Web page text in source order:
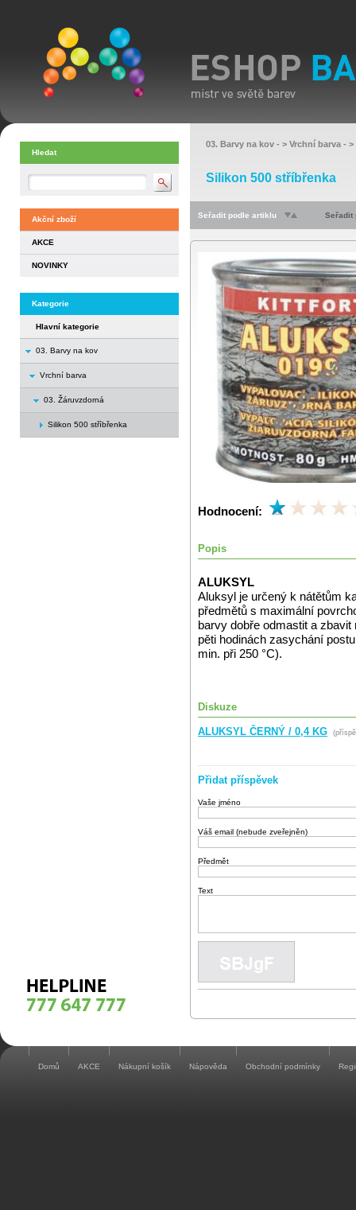
Hledat
Akční zboží
AKCE
NOVINKY
Kategorie
Hlavní kategorie
03. Barvy na kov
Vrchní barva
03. Žáruvzdorná
Silikon 500 stříbřenka
03. Barvy na kov - > Vrchní barva - >
Silikon 500 stříbřenka
Seřadit podle artiklu Seřadit
Hodnocení:
Popis
ALUKSYL
Aluksyl je určený k nátětům
předmětů s maximální
barvy dobře odmastit a
pěti hodinách zasychání
min. při 250 °C).
Diskuze
ALUKSYL ČERNÝ / 0,4 KG
Přidat příspěvek
Vaše jméno
Váš email (nebude zveřejněn)
Předmět
Text
Domů AKCE Nákupní košík Nápověda Obchodní podmínky